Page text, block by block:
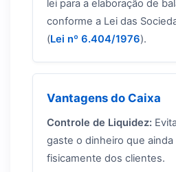
lei para a elaboração de
conforme a Lei das
(Lei nº 6.404/1976).
Vantagens do Caixa
Controle de Liquidez:
gaste o dinheiro que
fisicamente dos clientes.